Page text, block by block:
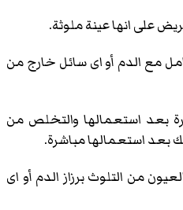
مع الدم أو اى سائل خارج من
بعد استعمالها والتخلص من
بعد استعمالها مباشرة.
من التلوث برزاز الدم أو اى